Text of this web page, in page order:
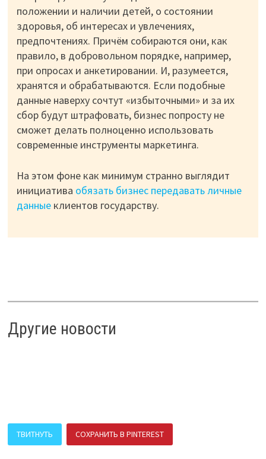
положении и наличии детей, о состоянии
здоровья, об интересах и увлечениях,
предпочтениях. Причём собираются они, как
правило, в добровольном порядке, например,
при опросах и анкетировании. И, разумеется,
хранятся и обрабатываются. Если подобные
данные наверху сочтут «избыточными» и за их
сбор будут штрафовать, бизнес попросту не
сможет делать полноценно использовать
современные инструменты маркетинга.
На этом фоне как минимум странно выглядит
инициатива обязать бизнес передавать личные
данныеклиентов государству.
Другие новости
ТВИТНУТЬ СОХРАНИТЬ В PINTEREST